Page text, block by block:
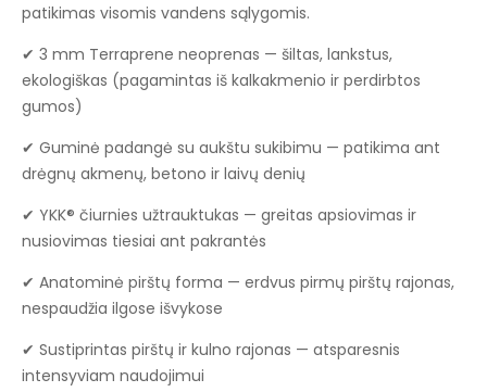
patikimas visomis vandens sąlygomis.
✔ 3 mm Terraprene neoprenas — šiltas, lankstus,
ekologiškas (pagamintas iš kalkakmenio ir perdirbtos
gumos)
✔ Guminė padangė su aukštu sukibimu — patikima ant
drėgnų akmenų, betono ir laivų denių
✔ YKK® čiurnies užtrauktukas — greitas apsiovimas ir
nusiovimas tiesiai ant pakrantės
✔ Anatominė pirštų forma — erdvus pirmų pirštų rajonas,
nespaudžia ilgose išvykose
✔ Sustiprintas pirštų ir kulno rajonas — atsparesnis
intensyviam naudojimui